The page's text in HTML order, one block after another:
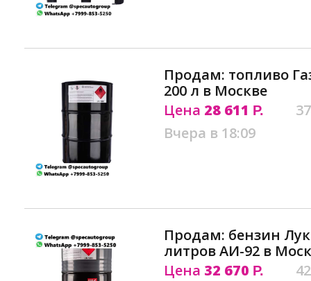
Продам: топливо
200 л в Москве
Цена 28 611 Р.
Вчера в 18:09
Продам: бензин
литров АИ-92 в
Цена 32 670 Р.